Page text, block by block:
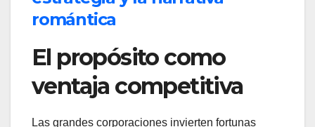
romántica
El propósito como
ventaja competitiva
Las grandes corporaciones invierten fortunas